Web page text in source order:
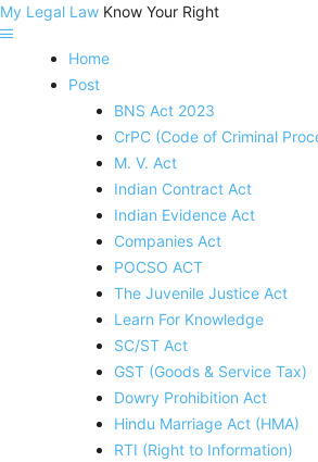
My Legal Law Know Your Right
Home
Post
BNS Act 2023
CrPC (Code of Criminal
M. V. Act
Indian Contract Act
Indian Evidence Act
Companies Act
POCSO ACT
The Juvenile Justice Act
Learn For Knowledge
SC/ST Act
GST (Goods & Service Tax)
Dowry Prohibition Act
Hindu Marriage Act (HMA)
RTI (Right to Information)